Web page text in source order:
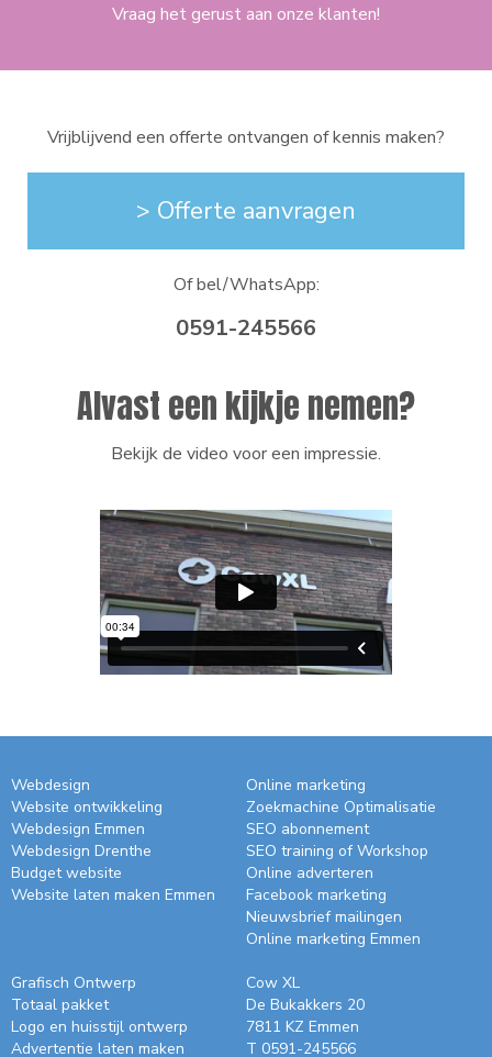
Vraag het gerust aan onze klanten!
Vrijblijvend een offerte ontvangen of kennis maken?
> Offerte aanvragen
Of bel/WhatsApp:
0591-245566
Alvast een kijkje nemen?
Bekijk de video voor een impressie.
Webdesign
Website ontwikkeling
Webdesign Emmen
Webdesign Drenthe
Budget website
Website laten maken Emmen
Online marketing
Zoekmachine Optimalisatie
SEO abonnement
SEO training of Workshop
Online adverteren
Facebook marketing
Nieuwsbrief mailingen
Online marketing Emmen
Grafisch Ontwerp
Totaal pakket
Logo en huisstijl ontwerp
Advertentie laten maken
Cow XL
De Bukakkers 20
7811 KZ Emmen
T 0591-245566